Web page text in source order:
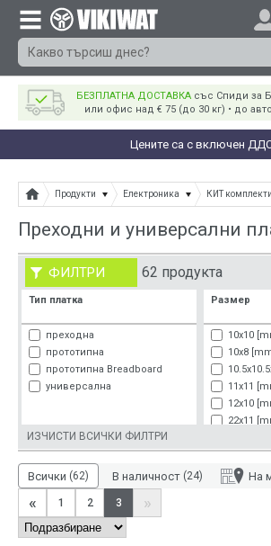
БЕЗПЛАТНА ДОСТАВКА със Спиди за
или офис над € 75 (до 30 кг) • до
Цените са с включен
Продукти Електроника КИТ комплекти
Преходни и универсални
ФИЛТРИ 62 продукта
Тип платка
преходна
прототипна
прототипна Breadboard
универсална
Размер
10x10
10x8
11x11
12x10
22x11
23x18
24x19
ИЗЧИСТИ ВСИЧКИ ФИЛТРИ
Всички (62) В наличност (24) На
« 1 2 3 »